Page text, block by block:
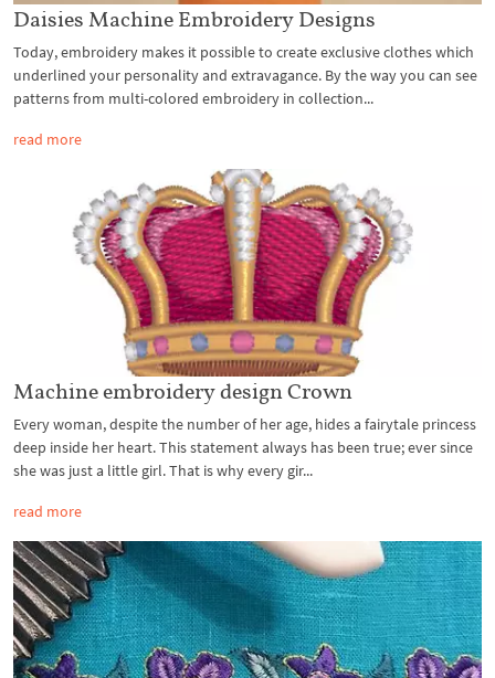
Daisies Machine Embroidery Designs
Today, embroidery makes it possible to create exclusive clothes which
underlined your personality and extravagance. By the way you can see
patterns from multi-colored embroidery in collection...
read more
Machine embroidery design Crown
Every woman, despite the number of her age, hides a fairytale princess
deep inside her heart. This statement always has been true; ever since
she was just a little girl. That is why every gir...
read more